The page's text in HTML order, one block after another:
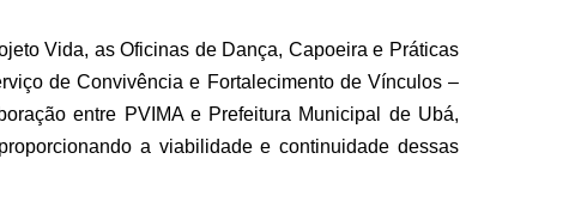
Vida, as Oficinas de Dança, Capoeira e Práticas
de Convivência e Fortalecimento de Vínculos –
entre PVIMA e Prefeitura Municipal de Ubá,
a viabilidade e continuidade dessas